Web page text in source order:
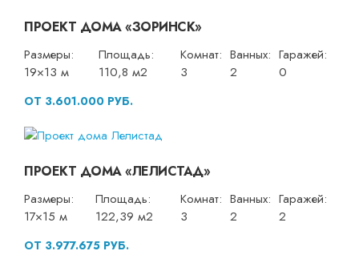
ПРОЕКТ ДОМА «ЗОРИНСК»
Размеры:
19×13 м
Площадь:
110,8 м2
Комнат:
3
Ванных:
2
Гаражей:
0
ОТ 3.601.000 РУБ.
ПРОЕКТ ДОМА «ЛЕЛИСТАД»
Размеры:
17×15 м
Площадь:
122,39 м2
Комнат:
3
Ванных:
2
Гаражей:
2
ОТ 3.977.675 РУБ.